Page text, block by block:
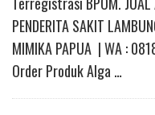
PENDERITA SAKIT
MIMIKA PAPUA | WA :
Order Produk Alga …